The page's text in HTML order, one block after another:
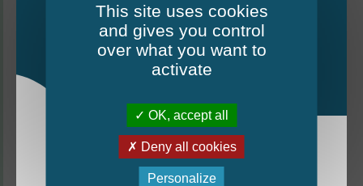
Comment rembourser son crédit immobilier
par anticipation ?
Prêt épargne logement à partir d'un compte
épargne logement (CEL)
Le Mag - édition estivale
La nouvelle édition du Mag est arrivée!
This site uses cookies
and gives you control
over what you want to
activate
OK, accept all
Deny all cookies
Personalize